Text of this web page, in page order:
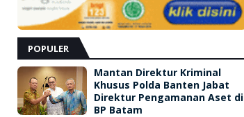
POPULER
Mantan Direktur Kriminal
Khusus Polda Banten Jabat
Direktur Pengamanan Aset di
BP Batam